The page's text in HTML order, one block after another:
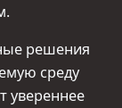
решения
среду
увереннее